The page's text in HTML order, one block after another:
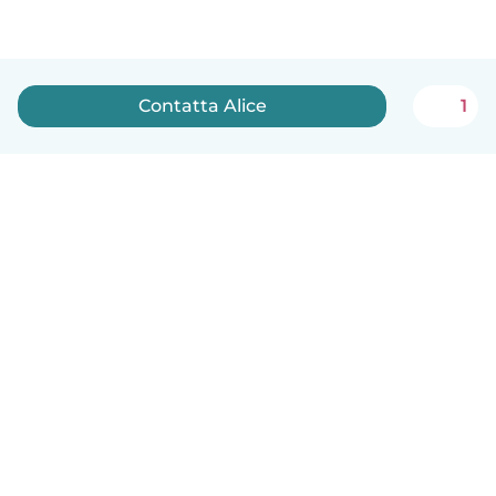
Contatta Alice 1